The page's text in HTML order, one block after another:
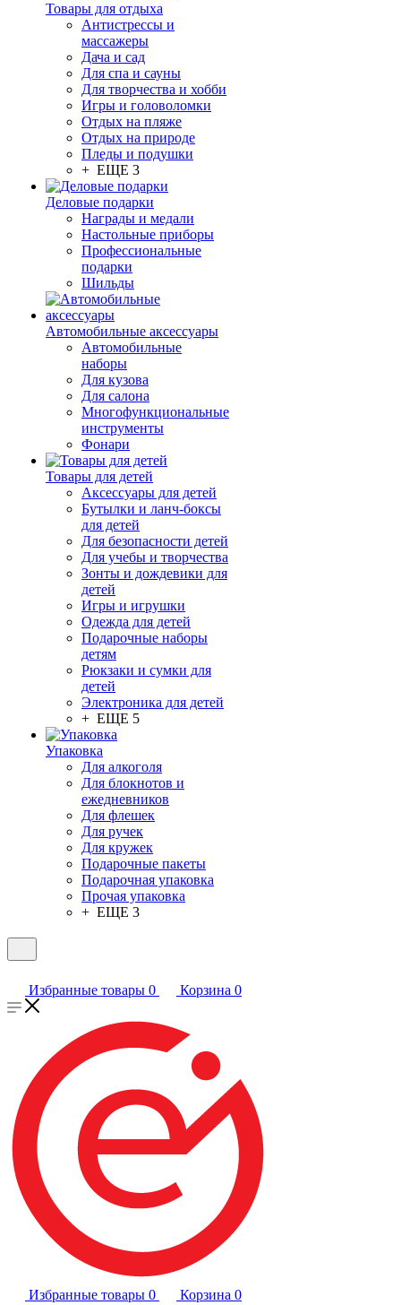
Товары для отдыха
Антистрессы и
массажеры
Дача и сад
Для спа и сауны
Для творчества и хобби
Игры и головоломки
Отдых на пляже
Отдых на природе
Пледы и подушки
+ ЕЩЕ 3
Деловые подарки
Награды и медали
Настольные приборы
Профессиональные
подарки
Шильды
Автомобильные аксессуары
Автомобильные
наборы
Для кузова
Для салона
Многофункциональные
инструменты
Фонари
Товары для детей
Аксессуары для детей
Бутылки и ланч-боксы
для детей
Для безопасности детей
Для учебы и творчества
Зонты и дождевики для
детей
Игры и игрушки
Одежда для детей
Подарочные наборы
детям
Рюкзаки и сумки для
детей
Электроника для детей
+ ЕЩЕ 5
Упаковка
Для алкоголя
Для блокнотов и
ежедневников
Для флешек
Для ручек
Для кружек
Подарочные пакеты
Подарочная упаковка
Прочая упаковка
+ ЕЩЕ 3
Избранные товары 0 Корзина 0
Избранные товары 0 Корзина 0